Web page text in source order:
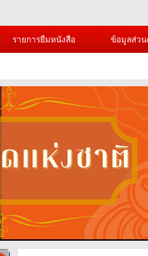
รายการยืมหนังสือ ข้อมูลส่ว